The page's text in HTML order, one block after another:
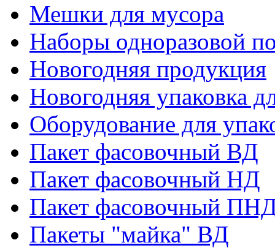
Мешки для мусора
Наборы одноразовой
Новогодняя продукция
Новогодняя упаковка
Оборудование для
Пакет фасовочный ВД
Пакет фасовочный НД
Пакет фасовочный
Пакеты "майка" ВД